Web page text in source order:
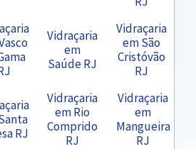
Vidraçaria
em
Saúde RJ
Vidraçaria
em São
Cristóvão
RJ
RJ
Vidraçaria
em Rio
Comprido
RJ
Vidraçaria
em
Mangueira
RJ